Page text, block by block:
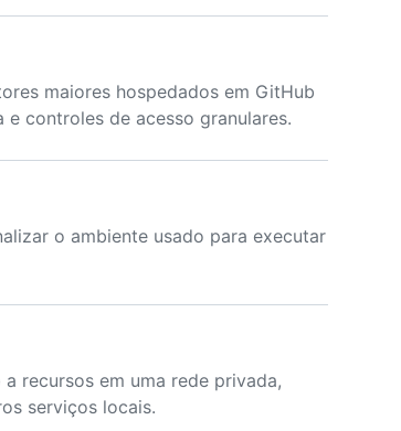
maiores hospedados em GitHub
controles de acesso granulares.
o ambiente usado para executar
recursos em uma rede privada,
serviços locais.